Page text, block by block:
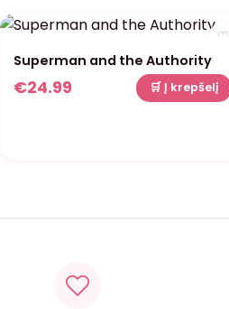
♡
Superman and the Authority
€24.99 🛒 Į krepšelį